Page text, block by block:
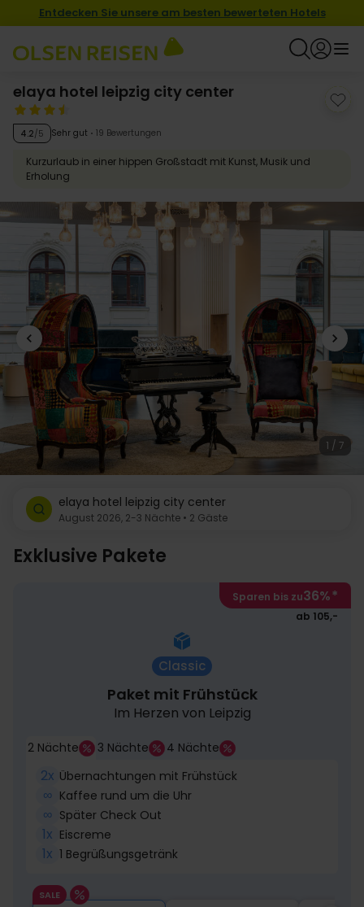
Entdecken Sie unsere am besten bewerteten Hotels
elaya hotel leipzig city center
4.2/5 Sehr gut 19 Bewertungen
Kurzurlaub in einer hippen Großstadt mit Kunst, Musik und
Erholung
1 / 7
elaya hotel leipzig city center
August 2026, 2-3 Nächte • 2 Gäste
Exklusive Pakete
Sparen bis zu36%*
ab 105,-
Classic
Paket mit Frühstück
Im Herzen von Leipzig
2 Nächte 3 Nächte 4 Nächte
2x Übernachtungen mit Frühstück
∞ Kaffee­­ rund um die Uhr
∞ Später Check Out
1x Eiscreme
1x 1 Begrüßungsgetränk
SALE